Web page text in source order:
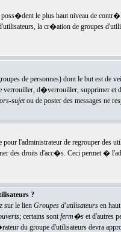
le plus haut niveau de
la cr�ation de groupes
de personnes) dont le but est de
verrouiller, d�verrouiller, supprimer
sujetou de poster des messages ne
l'administrateur de regrouper des
des droits d'acc�s. Ceci permet
?
sur le lien Groupes d'utilisateursen haut
; certains sontferm�set d'autres
du groupe d'utilisateurs devra